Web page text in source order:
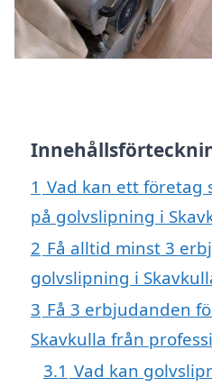
1 Vad kan ett företag
på golvslipning i
2 Få alltid minst 3
golvslipning i
3 Få 3 erbjudanden
Skavkulla från
3.1 Vad kan